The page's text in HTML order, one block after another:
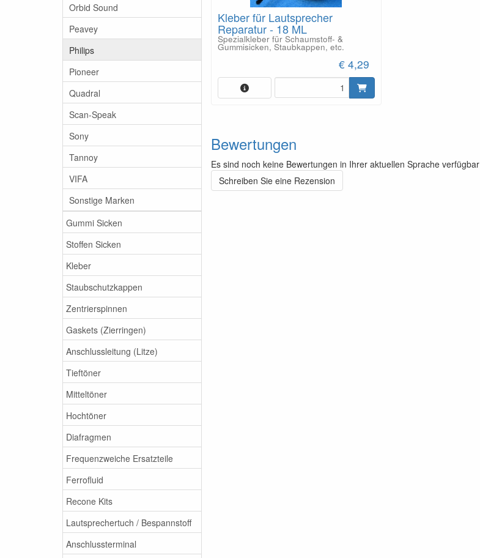
Orbid Sound
Peavey
Philips
Pioneer
Quadral
Scan-Speak
Sony
Tannoy
VIFA
Sonstige Marken
Gummi Sicken
Stoffen Sicken
Kleber
Staubschutzkappen
Zentrierspinnen
Gaskets (Zierringen)
Anschlussleitung (Litze)
Tieftöner
Mitteltöner
Hochtöner
Diafragmen
Frequenzweiche Ersatzteile
Ferrofluid
Recone Kits
Lautsprechertuch / Bespannstoff
Anschlussterminal
Kleber für Lautsprecher
Reparatur - 18 ML
Spezialkleber für Schaumstoff- &
Gummisicken, Staubkappen, etc.
€ 4,29
Bewertungen
Es sind noch keine Bewertungen in Ihrer aktuellen Sprache verfügbar
Schreiben Sie eine Rezension